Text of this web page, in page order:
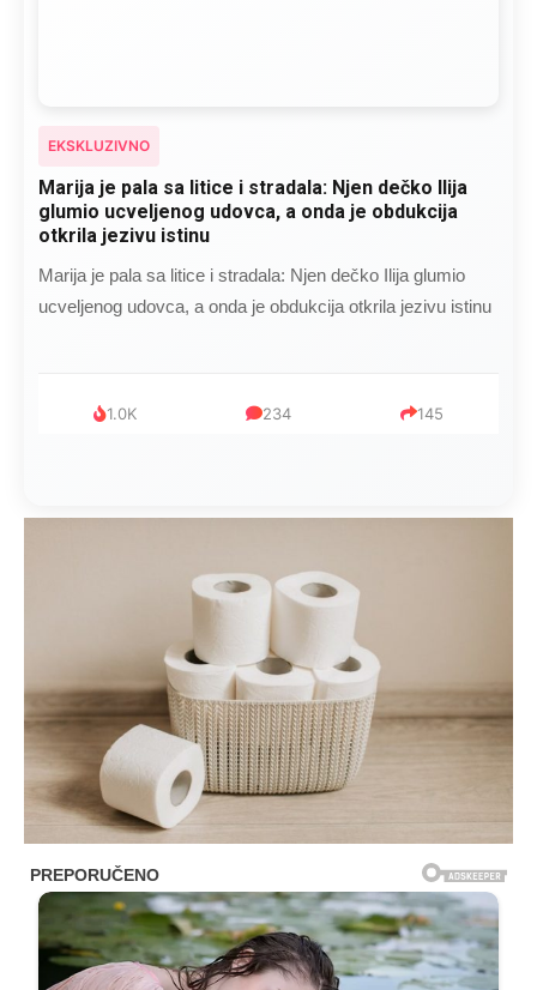
EKSKLUZIVNO
Marija je pala sa litice i stradala: Njen dečko Ilija
glumio ucveljenog udovca, a onda je obdukcija
otkrila jezivu istinu
Marija je pala sa litice i stradala: Njen dečko Ilija glumio
ucveljenog udovca, a onda je obdukcija otkrila jezivu istinu
1.0K 234 145